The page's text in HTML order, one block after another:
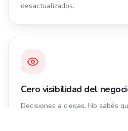
desactualizados.
Cero visibilidad del
Decisiones a ciegas. No sabés